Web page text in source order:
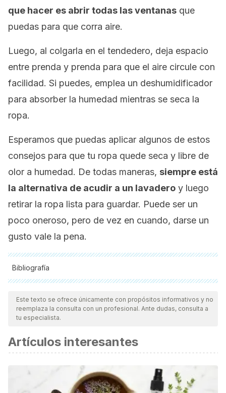
que hacer es abrir todas las ventanas que
puedas para que corra aire.
Luego, al colgarla en el tendedero, deja espacio
entre prenda y prenda para que el aire circule con
facilidad. Si puedes, emplea un deshumidificador
para absorber la humedad mientras se seca la
ropa.
Esperamos que puedas aplicar algunos de estos
consejos para que tu ropa quede seca y libre de
olor a humedad. De todas maneras, siempre está
la alternativa de acudir a un lavadero y luego
retirar la ropa lista para guardar. Puede ser un
poco oneroso, pero de vez en cuando, darse un
gusto vale la pena.
Bibliografía
Todas las fuentes citadas fueron revisadas a profundidad por
nuestro equipo, para asegurar su calidad, confiabilidad,
vigencia y validez.La bibliografía de este artículo fue
científica.
Carrera Gallissà, E. (2015). Caracterización de tejidos.
Principales ensayos físicos para evaluar la calidad de los
Este texto se ofrece únicamente con propósitos informativos y no
reemplaza la consulta con un profesional. Ante dudas, consulta a
tu especialista.
Artículos interesantes